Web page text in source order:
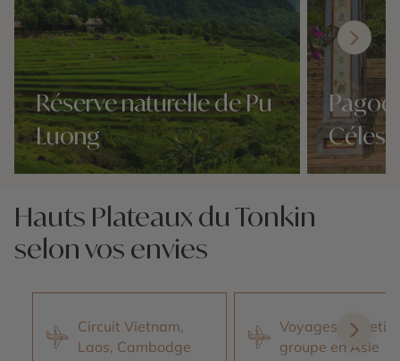
Réserve naturelle de Pu
Luong
Hauts Plateaux du Tonkin
selon vos envies
Circuit Vietnam,
Laos, Cambodge
Voyages en petit
groupe en Asie